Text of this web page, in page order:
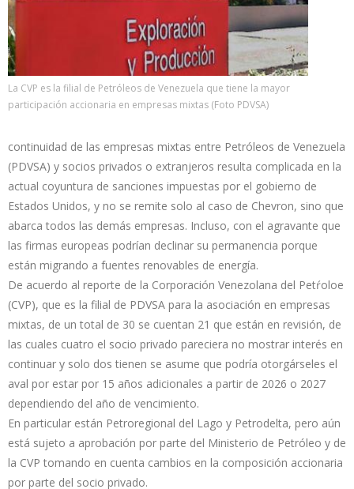
La CVP es la filial de Petróleos de Venezuela que tiene la mayor
participación accionaria en empresas mixtas (Foto PDVSA)
continuidad de las empresas mixtas entre Petróleos de Venezuela
(PDVSA) y socios privados o extranjeros resulta complicada en la
actual coyuntura de sanciones impuestas por el gobierno de
Estados Unidos, y no se remite solo al caso de Chevron, sino que
abarca todos las demás empresas. Incluso, con el agravante que
las firmas europeas podrían declinar su permanencia porque
están migrando a fuentes renovables de energía.
De acuerdo al reporte de la Corporación Venezolana del Petŕoloe
(CVP), que es la filial de PDVSA para la asociación en empresas
mixtas, de un total de 30 se cuentan 21 que están en revisión, de
las cuales cuatro el socio privado pareciera no mostrar interés en
continuar y solo dos tienen se asume que podría otorgárseles el
aval por estar por 15 años adicionales a partir de 2026 o 2027
dependiendo del año de vencimiento.
En particular están Petroregional del Lago y Petrodelta, pero aún
está sujeto a aprobación por parte del Ministerio de Petróleo y de
la CVP tomando en cuenta cambios en la composición accionaria
por parte del socio privado.